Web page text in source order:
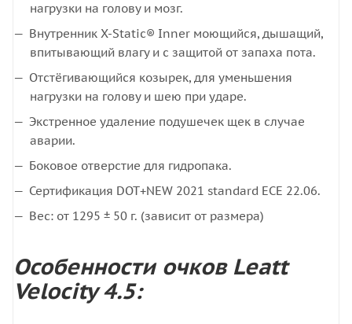
нагрузки на голову и мозг.
Внутренник X-Static® Inner моющийся, дышащий,
впитывающий влагу и с защитой от запаха пота.
Отстёгивающийся козырек, для уменьшения
нагрузки на голову и шею при ударе.
Экстренное удаление подушечек щек в случае
аварии.
Боковое отверстие для гидропака.
Сертификация DOT+NEW 2021 standard ECE 22.06.
Вес: от 1295 ± 50 г. (зависит от размера)
Особенности очков Leatt
Velocity 4.5: